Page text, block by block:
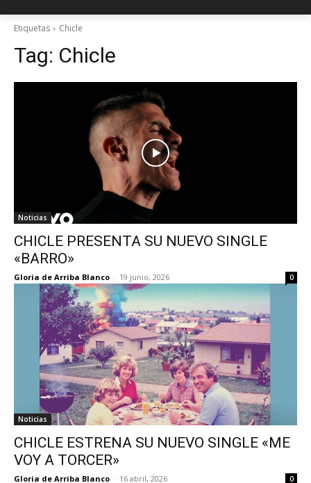
Etiquetas Chicle
Tag: Chicle
Noticias
CHICLE PRESENTA SU NUEVO SINGLE
«BARRO»
Gloria de Arriba Blanco - 19 junio, 2026 0
Noticias
CHICLE ESTRENA SU NUEVO SINGLE «ME
VOY A TORCER»
Gloria de Arriba Blanco - 16 abril, 2026 0